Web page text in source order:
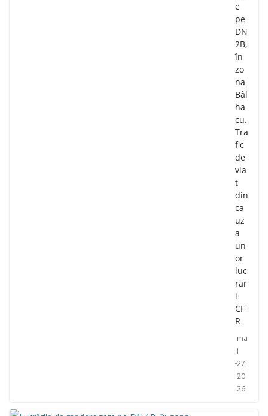
e
pe
DN
2B,
în
zo
na
Bâl
ha
cu.
Tra
fic
de
via
t
din
ca
uz
a
un
or
luc
răr
i
CF
R
ma
i
27,
20
26